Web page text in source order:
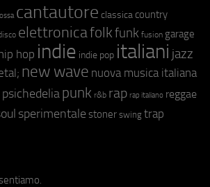
cantautore classica country
elettronicafolkfunk fusion garage
hop indie indie pop italiani jazz
new wave nuova musica italiana
psichedeliapunk r&b rap rap italiano reggae
sperimentale stoner swing trap